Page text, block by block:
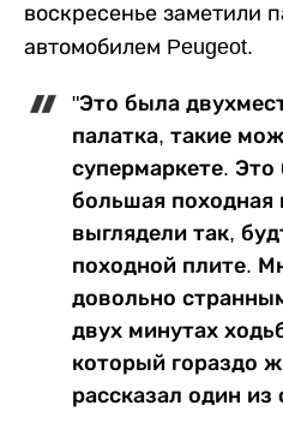
воскресенье заметили
автомобилем Peugeot.
"Это была
палатка, такие
супермаркете. Это
большая походная
выглядели так,
походной плите.
довольно
двух минутах
который гораздо
рассказал один из